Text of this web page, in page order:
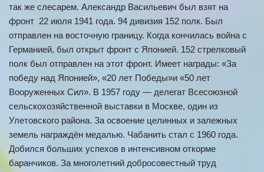
так же слесарем. Александр Васильевич был взят на
фронт 22 июля 1941 года. 94 дивизия 152 полк. Был
отправлен на восточную границу. Когда кончилась война с
Германией, был открыт фронт с Японией. 152 стрелковый
полк был отправлен на этот фронт. Имеет награды: «За
победу над Японией», «20 лет Победы»и «50 лет
Вооруженных Сил». В 1957 году — делегат Всесоюзной
сельскохозяйственной выставки в Москве, один из
Улетовского района. За освоение целинных и залежных
земель награждён медалью. Чабанить стал с 1960 года.
Добился больших успехов в интенсивном откорме
баранчиков. За многолетний добросовестный труд